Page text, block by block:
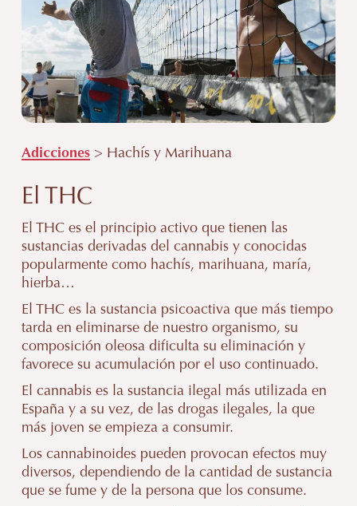
Adicciones> Hachís y Marihuana
El THC
El THC es el principio activo que tienen las
sustancias derivadas del cannabis y conocidas
popularmente como hachís, marihuana, maría,
hierba…
El THC es la sustancia psicoactiva que más tiempo
tarda en eliminarse de nuestro organismo, su
composición oleosa dificulta su eliminación y
favorece su acumulación por el uso continuado.
El cannabis es la sustancia ilegal más utilizada en
España y a su vez, de las drogas ilegales, la que
más joven se empieza a consumir.
Los cannabinoides pueden provocan efectos muy
diversos, dependiendo de la cantidad de sustancia
que se fume y de la persona que los consume.